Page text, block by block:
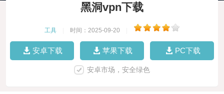
黑洞vpn下载
工具 时间：2025-09-20
安卓下载 苹果下载 PC下载
安卓市场，安全绿色